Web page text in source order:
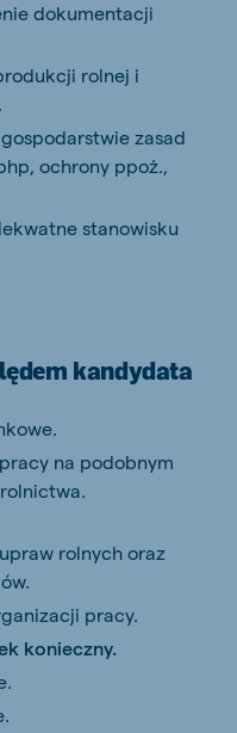
dokumentacji
rolnej i
zasad
ochrony ppoż.,
stanowisku
kandydata
na podobnym
rolnych oraz
pracy.
konieczny.